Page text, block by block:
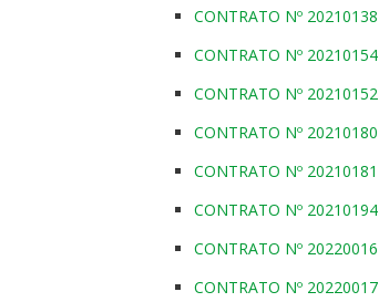
CONTRATO Nº 20210138
CONTRATO Nº 20210154
CONTRATO Nº 20210152
CONTRATO Nº 20210180
CONTRATO Nº 20210181
CONTRATO Nº 20210194
CONTRATO Nº 20220016
CONTRATO Nº 20220017